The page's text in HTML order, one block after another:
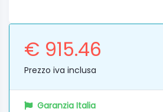
€ 915.46
Prezzo iva inclusa
Garanzia Italia